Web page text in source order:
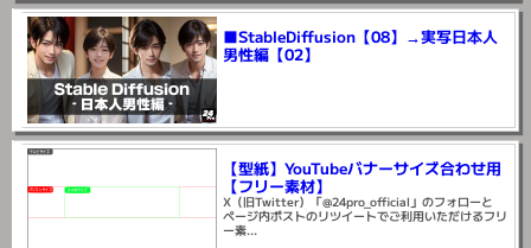
■StableDiffusion【08】→実写日本人
男性編【02】
【型紙】YouTubeバナーサイズ合わせ用
【フリー素材】
X（旧Twitter）「@24pro_official」のフォローと
ページ内ポストのリツイートでご利用いただけるフリ
ー素...